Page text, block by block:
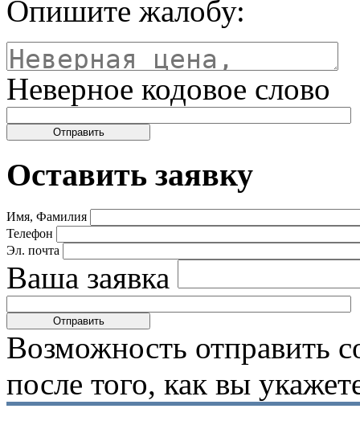
Опишите жалобу:
Неверное кодовое слово
Оставить заявку
Имя, Фамилия
Телефон
Эл. почта
Ваша заявка
Возможность отправить
после того, как вы